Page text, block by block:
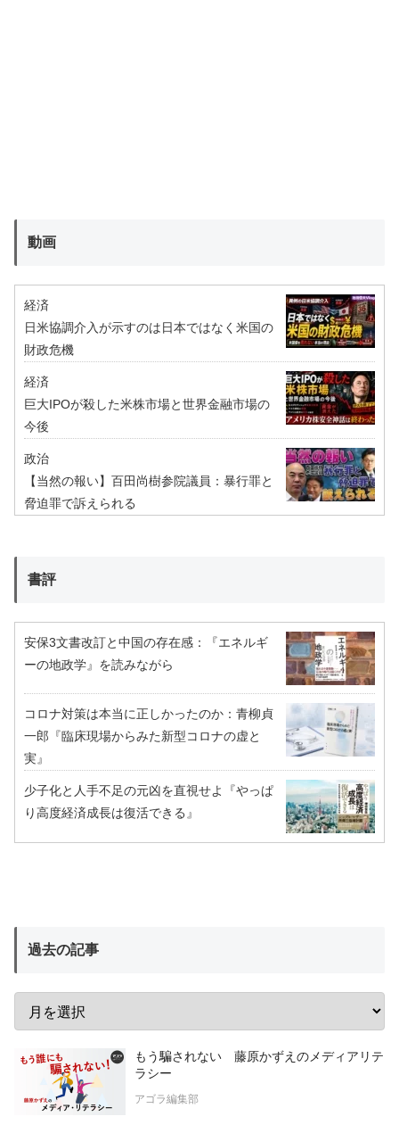
動画
経済
日米協調介入が示すのは日本ではなく米国の
財政危機
経済
巨大IPOが殺した米株市場と世界金融市場の
今後
政治
【当然の報い】百田尚樹参院議員：暴行罪と
脅迫罪で訴えられる
書評
安保3文書改訂と中国の存在感：『エネルギ
ーの地政学』を読みながら
コロナ対策は本当に正しかったのか：青柳貞
一郎『臨床現場からみた新型コロナの虚と
実』
少子化と人手不足の元凶を直視せよ『やっぱ
り高度経済成長は復活できる』
過去の記事
もう騙されない 藤原かずえのメディアリテ
ラシー
アゴラ編集部